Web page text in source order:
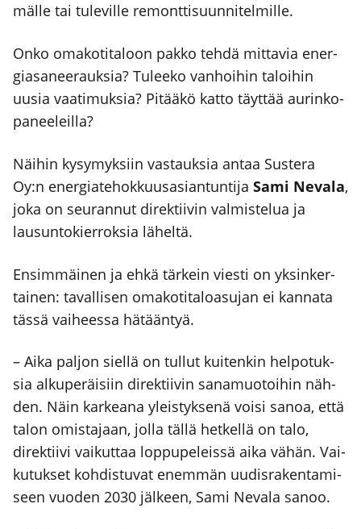
mäl­le tai tule­vil­le remont­ti­suun­ni­tel­mil­le.
Onko oma­ko­ti­ta­loon pak­ko teh­dä mit­ta­via ener­
gia­sa­nee­rauk­sia? Tulee­ko van­hoi­hin taloi­hin
uusia vaa­ti­muk­sia? Pitää­kö kat­to täyt­tää aurin­ko­
pa­nee­leil­la?
Näi­hin kysy­myk­siin vas­tauk­sia antaa Sus­te­ra
Oy:n ener­gia­te­hok­kuus­asian­tun­ti­ja Sami Neva­la,
joka on seu­ran­nut direk­tii­vin val­mis­te­lua ja
lausun­to­kier­rok­sia lähel­tä.
Ensim­mäi­nen ja ehkä tär­kein vies­ti on yksin­ker­
tai­nen: taval­li­sen oma­ko­ti­ta­loa­su­jan ei kan­na­ta
täs­sä vai­hees­sa hätään­tyä.
– Aika pal­jon siel­lä on tul­lut kui­ten­kin hel­po­tuk­
sia alku­pe­räi­siin direk­tii­vin sana­muo­toi­hin näh­
den. Näin kar­kea­na yleis­tyk­se­nä voi­si sanoa, että
talon omis­ta­jaan, jol­la täl­lä het­kel­lä on talo,
direk­tii­vi vai­kut­taa lop­pu­pe­leis­sä aika vähän. Vai­
ku­tuk­set koh­dis­tu­vat enem­män uudis­ra­ken­ta­mi­
seen vuo­den 2030 jäl­keen, Sami Neva­la sanoo.